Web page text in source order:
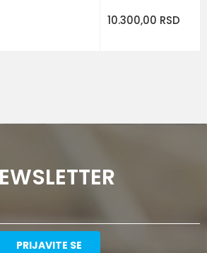
10.300,00 RSD
PRIJAVITE SE